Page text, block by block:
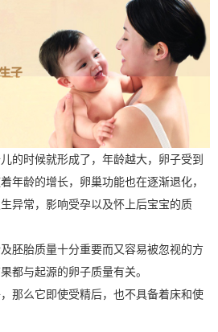
的时候就形成了，年龄越大，卵子受到
年龄的增长，卵巢功能也在逐渐退化，
异常，影响受孕以及怀上后宝宝的质
胚胎质量十分重要而又容易被忽视的方
都与起源的卵子质量有关。
那么它即使受精后，也不具备着床和使